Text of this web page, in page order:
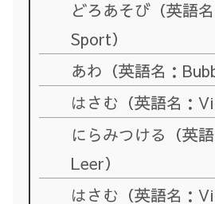
どろあそび（英語
Sport）
あわ（英語名：
はさむ（英語名：
にらみつける（英語
Leer）
はさむ（英語名：